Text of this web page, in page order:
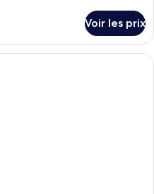
Voir les prix
Une chambre moderne avec un